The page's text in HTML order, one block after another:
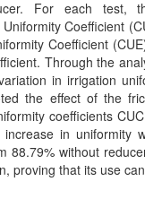
For each test,
Coefficient
Coefficient
Through the
in irrigation
the effect of the
coefficients
increase in uniformity
88.79% without
proving that its use